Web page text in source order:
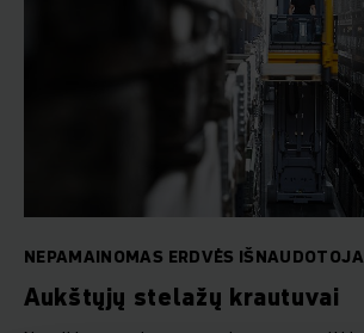
NEPAMAINOMAS ERDVĖS
Aukštųjų stelažų krautuvai